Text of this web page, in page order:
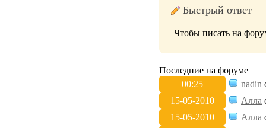
Быстрый ответ
Чтобы писать на
Последние на форуме
00:25
nadin
15-05-2010
Алла
15-05-2010
Алла